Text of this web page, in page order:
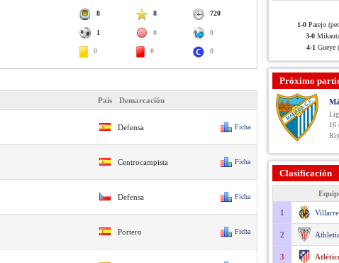
8 8 720
1 0 0
0 0 0
País Demarcación
Defensa Ficha
Centrocampista Ficha
Defensa Ficha
Portero Ficha
1-0 Parejo
3-0
4-1 Gueye
Próximo
16
Clasificación
1
2
3